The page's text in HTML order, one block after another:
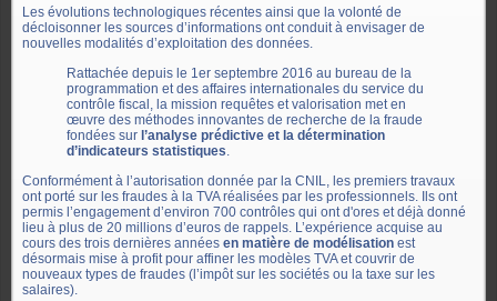
Les évolutions technologiques récentes ainsi que la volonté de
décloisonner les sources d’informations ont conduit à envisager de
nouvelles modalités d’exploitation des données.
Rattachée depuis le 1er septembre 2016 au bureau de la
programmation et des affaires internationales du service du
contrôle fiscal, la mission requêtes et valorisation met en
œuvre des méthodes innovantes de recherche de la fraude
fondées sur l’analyse prédictive et la détermination
d’indicateurs statistiques.
Conformément à l’autorisation donnée par la CNIL, les premiers travaux
ont porté sur les fraudes à la TVA réalisées par les professionnels. Ils ont
permis l’engagement d’environ 700 contrôles qui ont d'ores et déjà donné
lieu à plus de 20 millions d’euros de rappels. L’expérience acquise au
cours des trois dernières années en matière de modélisation est
désormais mise à profit pour affiner les modèles TVA et couvrir de
nouveaux types de fraudes (l’impôt sur les sociétés ou la taxe sur les
salaires).